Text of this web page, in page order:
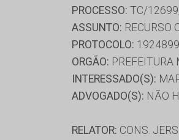
PROCESSO: TC/
ASSUNTO: RECURSO
PROTOCOLO: 1924899
ORGÃO: PREFEITURA
INTERESSADO(S):
ADVOGADO(S): NÃO
RELATOR: CONS.